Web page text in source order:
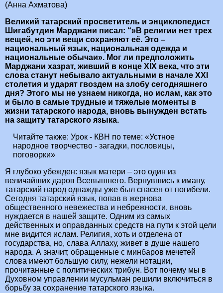
(Анна Ахматова)
Великий татарский просветитель и энциклопедист
Шигабутдин Марджани писал: “»В религии нет трех
вещей, но эти вещи сохраняют её. Это –
национальный язык, национальная одежда и
национальные обычаи». Мог ли предположить
Марджани хазрат, живший в конце XIX века, что эти
слова станут небывало актуальными в начале XXI
столетия и ударят гвоздем на злобу сегодняшнего
дня? Этого мы не узнаем никогда, но ислам, как это
и было в самые трудные и тяжелые моменты в
жизни татарского народа, вновь вынужден встать
на защиту татарского языка.
Читайте также: Урок - КВН по теме: «Устное
народное творчество - загадки, пословицы,
поговорки»
Я глубоко убежден: язык матери – это один из
величайших даров Всевышнего. Вернувшись к иману,
татарский народ однажды уже был спасен от погибели.
Сегодня татарский язык, попав в жернова
общественного невежества и небрежности, вновь
нуждается в нашей защите. Одним из самых
действенных и оправданных средств на пути к этой цели
мне видится ислам. Религия, хоть и отделена от
государства, но, слава Аллаху, живет в душе нашего
народа. А значит, обращенные с минбаров мечетей
слова имеют большую силу, нежели нотации,
прочитанные с политических трибун. Вот почему мы в
Духовном управлении мусульман решили включиться в
борьбу за сохранение татарского языка.